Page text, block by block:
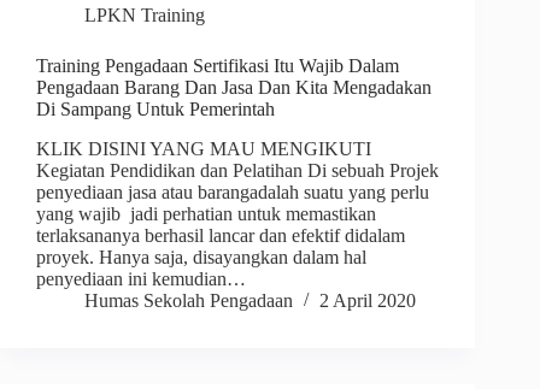
LPKN Training
Training Pengadaan Sertifikasi Itu Wajib Dalam
Pengadaan Barang Dan Jasa Dan Kita Mengadakan
Di Sampang Untuk Pemerintah
KLIK DISINI YANG MAU MENGIKUTI
Kegiatan Pendidikan dan Pelatihan Di sebuah Projek
penyediaan jasa atau barangadalah suatu yang perlu
yang wajib jadi perhatian untuk memastikan
terlaksananya berhasil lancar dan efektif didalam
proyek. Hanya saja, disayangkan dalam hal
penyediaan ini kemudian…
Humas Sekolah Pengadaan
2 April 2020